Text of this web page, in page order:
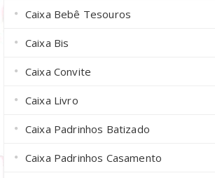
Caixa Bebê Tesouros
Caixa Bis
Caixa Convite
Caixa Livro
Caixa Padrinhos Batizado
Caixa Padrinhos Casamento